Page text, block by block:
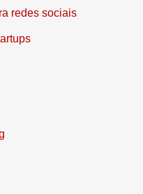
redes sociais